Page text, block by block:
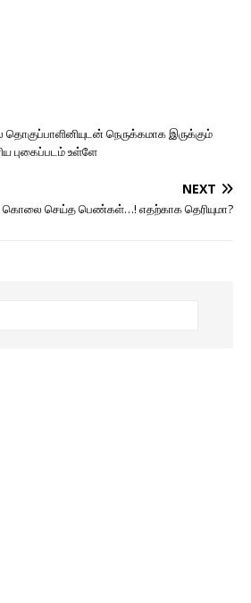
தொகுப்பாளினியுடன் நெருக்கமாக இருக்கும்
புகைப்படம் உள்ளே
NEXT
கொலை செய்த பெண்கள்…! எதற்காக தெரியுமா?